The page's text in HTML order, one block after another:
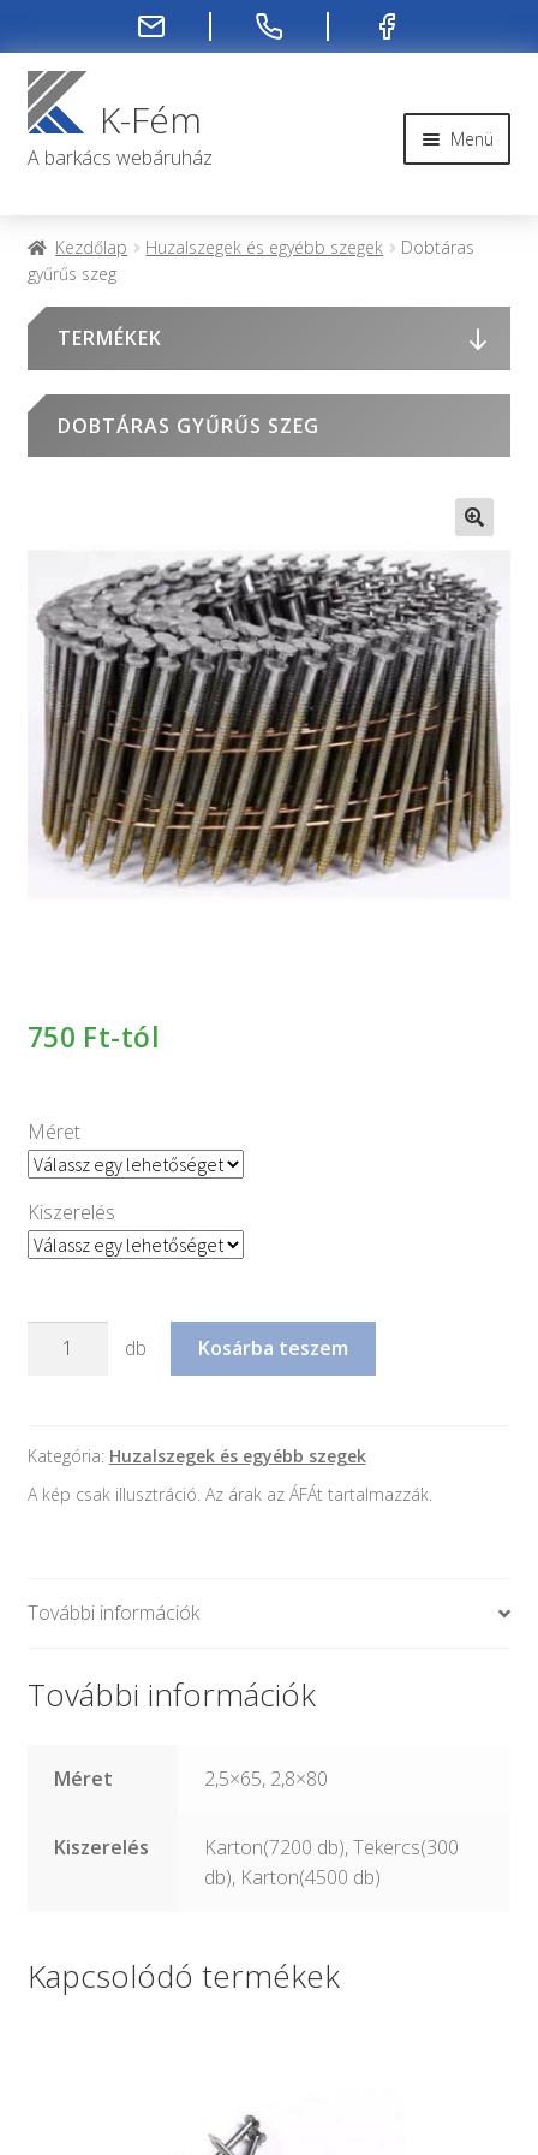
Ugrás
a
navigációhoz
Kilépés
a
tartalombaK-Fém
A barkács webáruház
Menü
Kapcsolat
Rendelés menete
Rólunk
következőre:
Kezdőlap Huzalszegek és egyébb szegek
Dobtáras
gyűrűs szeg
DOBTÁRAS GYŰRŰS SZEG
750 Ft-tól
Méret
Kiszerelés
Dobtáras
db Kosárba teszem
Kategória: Huzalszegek és egyébb szegek
A kép csak illusztráció. Az árak az ÁFÁt tartalmazzák.
További információk
További információk
Méret 2,5×65, 2,8×80
Kiszerelés
Karton(7200 db), Tekercs(300
db), Karton(4500 db)
Kapcsolódó termékek
TERMÉKEK